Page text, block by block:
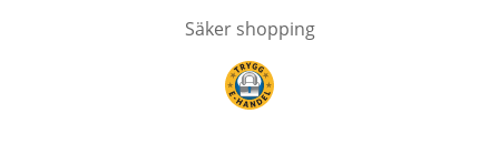
Säker shopping
öppnas i nytt fönster